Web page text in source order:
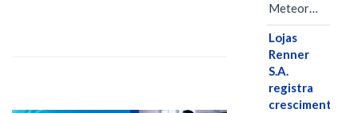
Meteor…
Lojas
Renner
S.A.
registra
crescimento